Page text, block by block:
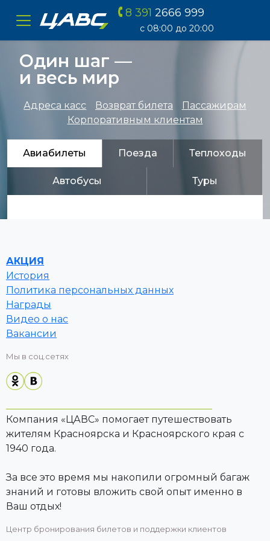
ЦАВС
8 391 2666 999
с 08:00 до 20:00
Один шаг —
и весь мир
Адреса касс Возврат билета
Пассажирам
Корпоративным клиентам
Авиабилеты Поезда Теплоходы
Автобусы Туры
Компания «ЦАВС» помогает путешествовать
жителям Красноярска и Красноярского края с
1940 года.
За все это время мы накопили огромный багаж
знаний и готовы вложить свой опыт именно в
Ваш отдых!
Центр бронирования билетов и поддержки клиентов
АКЦИЯ
История
Политика персональных данных
Награды
Видео о нас
Вакансии
Мы в соц.сетях